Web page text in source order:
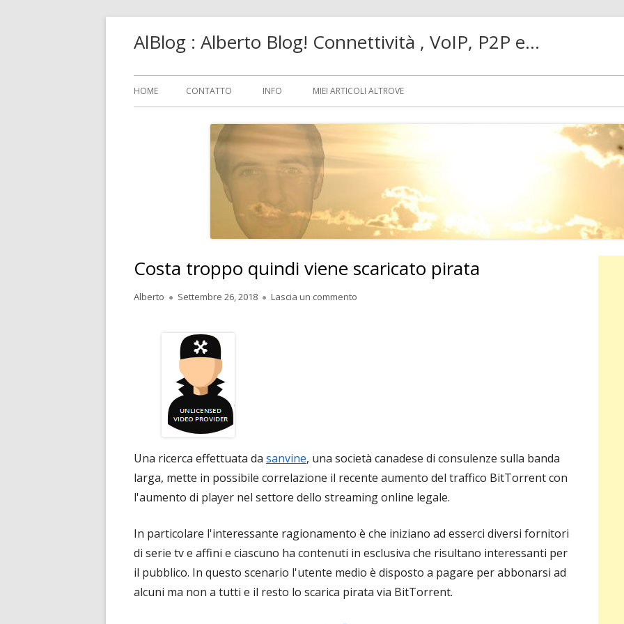
AlBlog : Alberto Blog! Connettività , VoIP, P2P e…
Menu
principale
HOME CONTATTO INFO MIEI ARTICOLI ALTROVE
Costa troppo quindi viene scaricato pirata
Autore
Alberto Pubblicato
Settembre 26, 2018 Lascia un commento
Una ricerca effettuata da sanvine, una società canadese di consulenze sulla banda
larga, mette in possibile correlazione il recente aumento del traffico BitTorrent con
l'aumento di player nel settore dello streaming online legale.
In particolare l'interessante ragionamento è che iniziano ad esserci diversi fornitori
di serie tv e affini e ciascuno ha contenuti in esclusiva che risultano interessanti per
il pubblico. In questo scenario l'utente medio è disposto a pagare per abbonarsi ad
alcuni ma non a tutti e il resto lo scarica pirata via BitTorrent.